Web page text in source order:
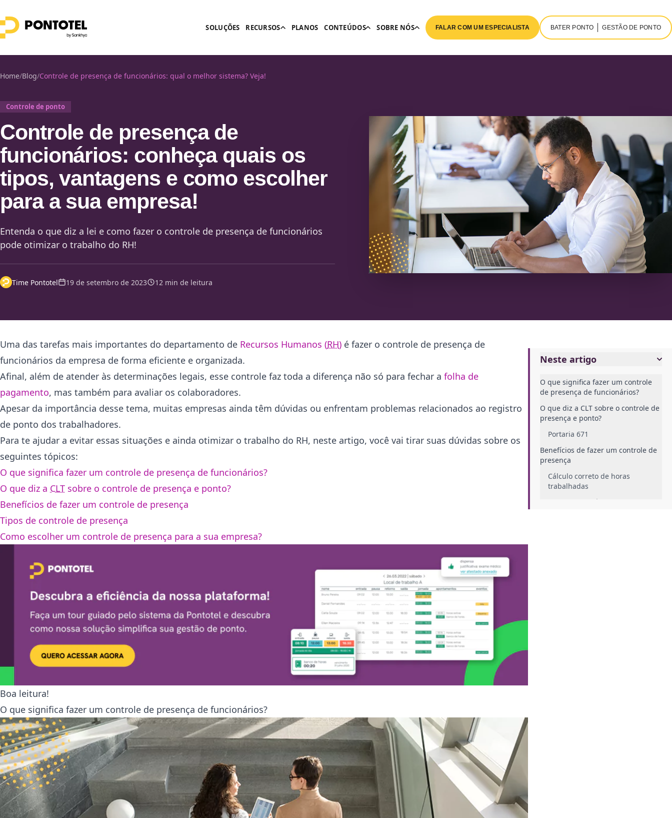
SOLUÇÕES RECURSOS PLANOS CONTEÚDOS SOBRE NÓS FALAR COM UM ESPECIALISTA BATER PONTO GESTÃO DE PONTO
Home/Blog/Controle de presença de funcionários: qual o melhor sistema? Veja!
Controle de ponto
Controle de presença de
funcionários: conheça quais os
tipos, vantagens e como escolher
para a sua empresa!
Entenda o que diz a lei e como fazer o controle de presença de funcionários
pode otimizar o trabalho do RH!
Time Pontotel 19 de setembro de 2023 12 min de leitura
Neste artigo
O que significa fazer um controle
de presença de funcionários?
O que diz a CLT sobre o controle de
presença e ponto?
Portaria 671
Benefícios de fazer um controle de
presença
Cálculo correto de horas
trabalhadas
Segurança jurídica
Uma das tarefas mais importantes do departamento de Recursos Humanos (RH) é fazer o controle de presença de
funcionários da empresa de forma eficiente e organizada.
Afinal, além de atender às determinações legais, esse controle faz toda a diferença não só para fechar a folha de
pagamento, mas também para avaliar os colaboradores.
Apesar da importância desse tema, muitas empresas ainda têm dúvidas ou enfrentam problemas relacionados ao registro
de ponto dos trabalhadores.
Para te ajudar a evitar essas situações e ainda otimizar o trabalho do RH, neste artigo, você vai tirar suas dúvidas sobre os
seguintes tópicos:
O que significa fazer um controle de presença de funcionários?
O que diz a CLT sobre o controle de presença e ponto?
Benefícios de fazer um controle de presença
Tipos de controle de presença
Como escolher um controle de presença para a sua empresa?
Boa leitura!
O que significa fazer um controle de presença de funcionários?